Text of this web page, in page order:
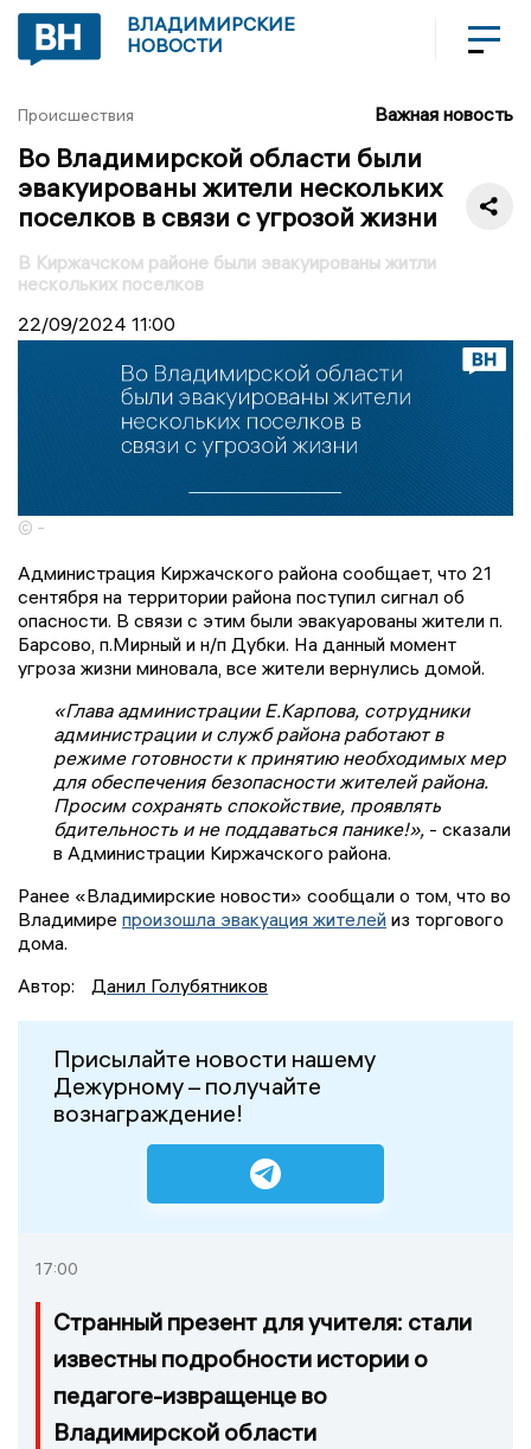
ВЛАДИМИРСКИЕ
НОВОСТИ
Происшествия Важная новость
Во Владимирской области были
эвакуированы жители нескольких
поселков в связи с угрозой жизни
В Киржачском районе были эвакуированы житли
нескольких поселков
22/09/2024 11:00
© -
Администрация Киржачского района сообщает, что 21
сентября на территории района поступил сигнал об
опасности. В связи с этим были эвакуарованы жители п.
Барсово, п.Мирный и н/п Дубки. На данный момент
угроза жизни миновала, все жители вернулись домой.
«Глава администрации Е.Карпова, сотрудники
администрации и служб района работают в
режиме готовности к принятию необходимых мер
для обеспечения безопасности жителей района.
Просим сохранять спокойствие, проявлять
бдительность и не поддаваться панике!», - сказали
в Администрации Киржачского района.
Ранее «Владимирские новости» сообщали о том, что во
Владимире произошла эвакуация жителей из торгового
дома.
Автор:
Данил Голубятников
Присылайте новости нашему
Дежурному – получайте
вознаграждение!
17:00
Странный презент для учителя: стали
известны подробности истории о
педагоге-извращенце во
Владимирской области